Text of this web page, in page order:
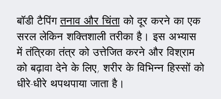
बॉडी टैपिंगतनाव और चिंताको दूर करने का एक
सरल लेकिन शक्तिशाली तरीका है। इस अभ्यास
में तंत्रिका तंत्र को उत्तेजित करने और विश्राम
को बढ़ावा देने के लिए, शरीर के विभिन्न हिस्सों को
धीरे-धीरे थपथपाया जाता है।